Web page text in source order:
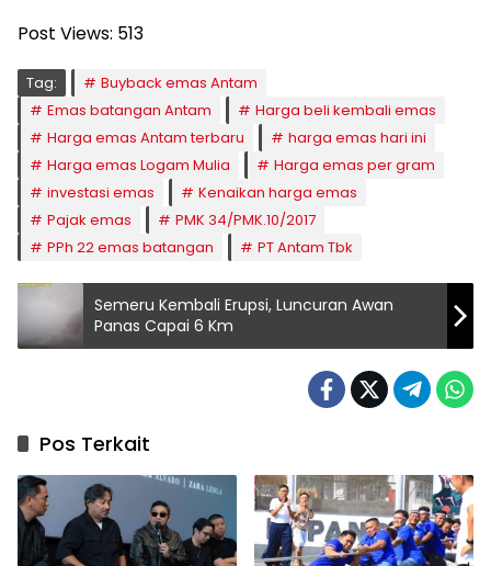
Post Views: 513
Tag:
Buyback emas Antam
Emas batangan Antam
Harga beli kembali emas
Harga emas Antam terbaru
harga emas hari ini
Harga emas Logam Mulia
Harga emas per gram
investasi emas
Kenaikan harga emas
Pajak emas
PMK 34/PMK.10/2017
PPh 22 emas batangan
PT Antam Tbk
Semeru Kembali Erupsi, Luncuran Awan
Panas Capai 6 Km
Pos Terkait